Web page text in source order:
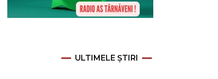
ULTIMELE ȘTIRI